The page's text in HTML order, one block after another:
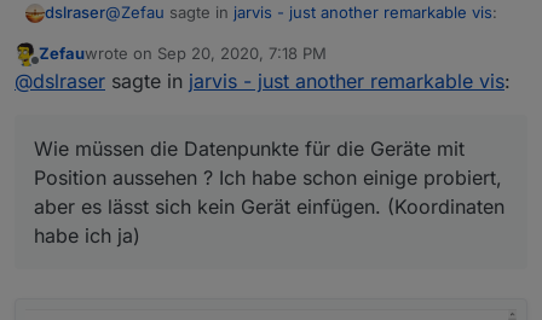
dslraser@Zefau sagte in jarvis - just another remarkable vis:
Das sind Geräte mit position Datenpunkt kannst
Position aussehen ? Ich habe schon einige probiert,
aber es lässt sich kein Gerät einfügen. (Koordinaten
habe ich ja)
Offline
Zefauwrote on Sep 20, 2020, 7:18 PM
last edited by
@dslraser sagte in jarvis - just another remarkable vis:
Wie müssen die Datenpunkte für die Geräte mit
Position aussehen ? Ich habe schon einige probiert,
aber es lässt sich kein Gerät einfügen. (Koordinaten
habe ich ja)